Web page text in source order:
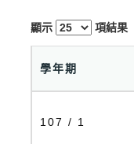
顯示 項結果
學年期
107 / 1